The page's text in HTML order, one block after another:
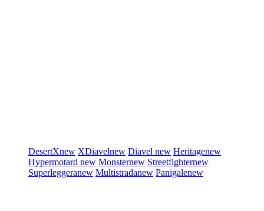
DesertXnew XDiavelnew Diavel new Heritagenew
Hypermotard new Monsternew Streetfighternew
Superleggeranew Multistradanew Panigalenew